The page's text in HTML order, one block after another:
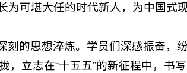
为可堪大任的时代新人，为中国式
刻的思想淬炼。学员们深感振奋，
立志在“十五五”的新征程中，书